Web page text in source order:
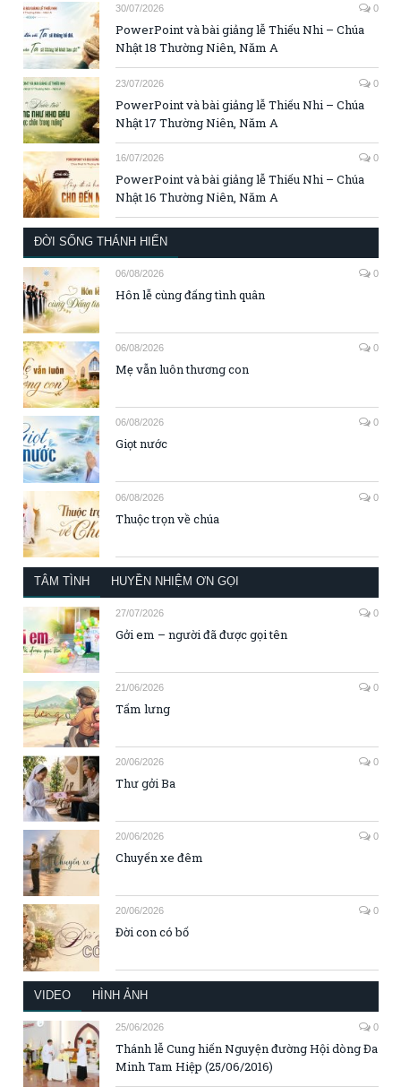
30/07/2026 0
PowerPoint và bài giảng lễ Thiếu Nhi – Chúa
Nhật 18 Thường Niên, Năm A
23/07/2026 0
PowerPoint và bài giảng lễ Thiếu Nhi – Chúa
Nhật 17 Thường Niên, Năm A
16/07/2026 0
PowerPoint và bài giảng lễ Thiếu Nhi – Chúa
Nhật 16 Thường Niên, Năm A
ĐỜI SỐNG THÁNH HIẾN
06/08/2026 0
Hôn lễ cùng đấng tình quân
06/08/2026 0
Mẹ vẫn luôn thương con
06/08/2026 0
Giọt nước
06/08/2026 0
Thuộc trọn về chúa
TÂM TÌNH HUYỀN NHIỆM ƠN GỌI
27/07/2026 0
Gởi em – người đã được gọi tên
21/06/2026 0
Tấm lưng
20/06/2026 0
Thư gởi Ba
20/06/2026 0
Chuyến xe đêm
20/06/2026 0
Đời con có bố
VIDEO HÌNH ẢNH
25/06/2026 0
Thánh lễ Cung hiến Nguyện đường Hội dòng Đa
Minh Tam Hiệp (25/06/2016)